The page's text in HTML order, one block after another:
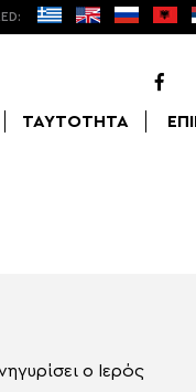
ΤΑΥΤΟΤΗΤΑ
ο Ιερός